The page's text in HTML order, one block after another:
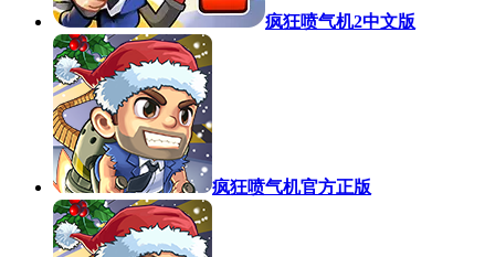
疯狂喷气机2中文版
疯狂喷气机官方正版